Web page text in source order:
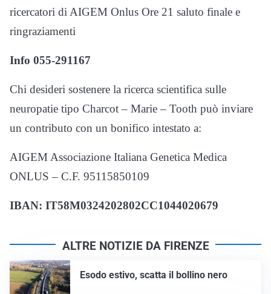
ricercatori di AIGEM Onlus Ore 21 saluto finale e
ringraziamenti
Info 055-291167
Chi desideri sostenere la ricerca scientifica sulle
neuropatie tipo Charcot – Marie – Tooth può inviare
un contributo con un bonifico intestato a:
AIGEM Associazione Italiana Genetica Medica
ONLUS – C.F. 95115850109
IBAN: IT58M0324202802CC1044020679
ALTRE NOTIZIE DA FIRENZE
Esodo estivo, scatta il bollino nero